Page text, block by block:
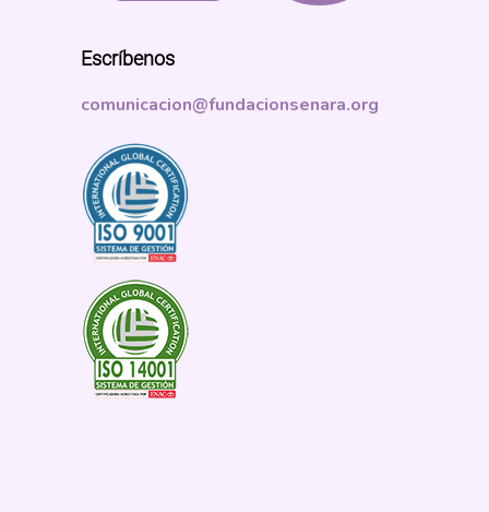
Escríbenos
comunicacion@fundacionsenara.org